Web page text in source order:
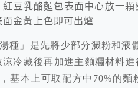
紅豆乳酪麵包表面中心放一
面金黃上色即可出爐
種」是先將少部分澱粉和液
涼冷藏後再加進主麵糰材料
基本上可取配方中70%的麵